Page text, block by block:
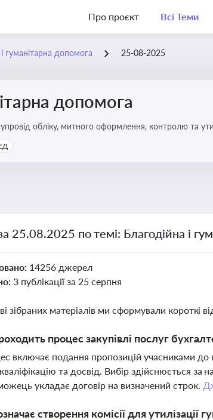
Про проєкт Всі Теми
гуманітарна допомога 25-08-2025
допомога
обліку, митного оформлення, контролю та
25.08.2025 по темі: Благодійна і
14256 джерел
3 публікації за 25 серпня
зібраних матеріалів ми сформували короткі
процес закупівлі послуг
включає подання пропозицій учасниками
та досвід. Вибір здійснюється
укладає договір на визначений строк.
створення комісії для утилізації